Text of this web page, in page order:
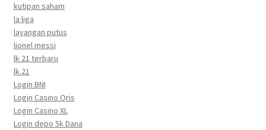
kutipan saham
la liga
layangan putus
lionel messi
lk 21 terbaru
lk.21
Login BNI
Login Casino Qris
Login Casino XL
Login depo 5k Dana